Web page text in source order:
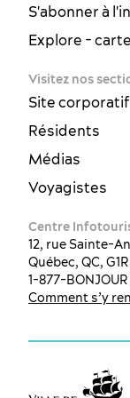
S'abonner à
Explore -
Visitez nos
Site corporatif
Résidents
Médias
Voyagistes
Centre
12, rue Sainte-
Québec, QC,
1-877-
Comment s’y